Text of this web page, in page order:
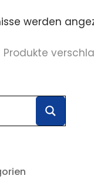
werden
Produkte